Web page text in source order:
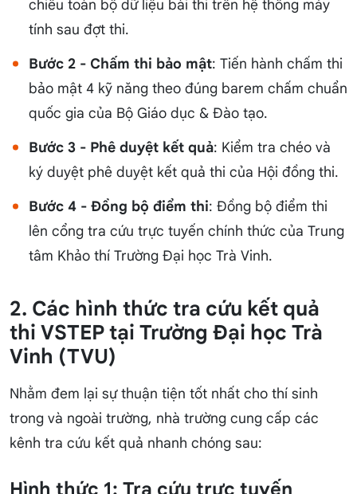
chiếu toàn bộ dữ liệu bài thi trên hệ thống máy
tính sau đợt thi.
Bước 2 - Chấm thi bảo mật: Tiến hành chấm thi
bảo mật 4 kỹ năng theo đúng barem chấm chuẩn
quốc gia của Bộ Giáo dục & Đào tạo.
Bước 3 - Phê duyệt kết quả: Kiểm tra chéo và
ký duyệt phê duyệt kết quả thi của Hội đồng thi.
Bước 4 - Đồng bộ điểm thi: Đồng bộ điểm thi
lên cổng tra cứu trực tuyến chính thức của Trung
tâm Khảo thí Trường Đại học Trà Vinh.
2. Các hình thức tra cứu kết quả
thi VSTEP tại Trường Đại học Trà
Vinh (TVU)
Nhằm đem lại sự thuận tiện tốt nhất cho thí sinh
trong và ngoài trường, nhà trường cung cấp các
kênh tra cứu kết quả nhanh chóng sau: